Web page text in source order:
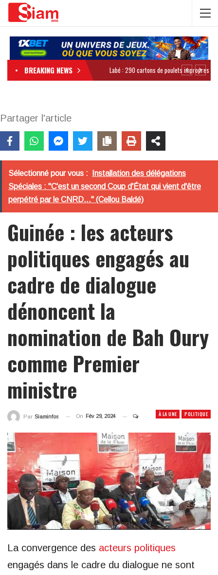
BREAKING NEWS
Partager l'article
Sélectionné pour vous :
Installation des délégations
Spéciales : "C'est un second Coup d'État qui vient d'être
perpétré par le CNRD..." (Cellou Baldé)
Guinée : les acteurs
politiques engagés au
cadre de dialogue
dénoncent la
nomination de Bah Oury
comme Premier
ministre
À LA UNE POLITIQUE
Par Siaminfos On Fév 29, 2024
La convergence des acteurs politiques
engagés dans le cadre du dialogue ne sont